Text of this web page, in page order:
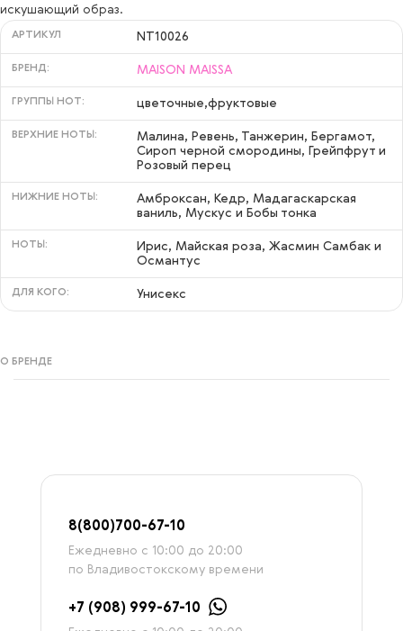
искушающий образ.
АРТИКУЛ NT10026
БРЕНД: MAISON MAISSA
ГРУППЫ НОТ: цветочные,фруктовые
ВЕРХНИЕ НОТЫ:
Малина, Ревень, Танжерин, Бергамот,
Сироп черной смородины, Грейпфрут и
Розовый перец
НИЖНИЕ НОТЫ:
Амброксан, Кедр, Мадагаскарская
ваниль, Мускус и Бобы тонка
НОТЫ:
Ирис, Майская роза, Жасмин Самбак и
Османтус
ДЛЯ КОГО: Унисекс
О БРЕНДЕ
8(800)700-67-10
Ежедневно с 10:00 до 20:00
по Владивостокскому времени
+7 (908) 999-67-10